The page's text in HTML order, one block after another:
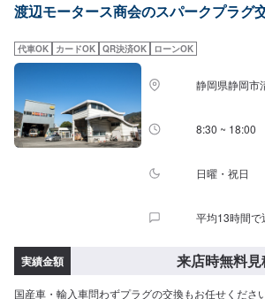
渡辺モータース商会のスパークプラグ
代車OK カードOK QR決済OK ローンOK
静岡県静岡市
8:30 ~ 18:00
日曜・祝日
平均13時間で
実績金額 来店時無料見
国産車・輸入車問わずプラグの交換もお任せくださ